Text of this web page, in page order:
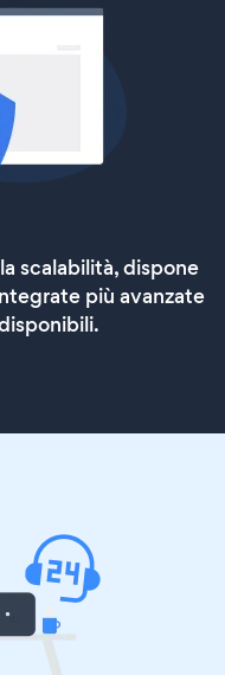
scalabilità, dispone
più avanzate